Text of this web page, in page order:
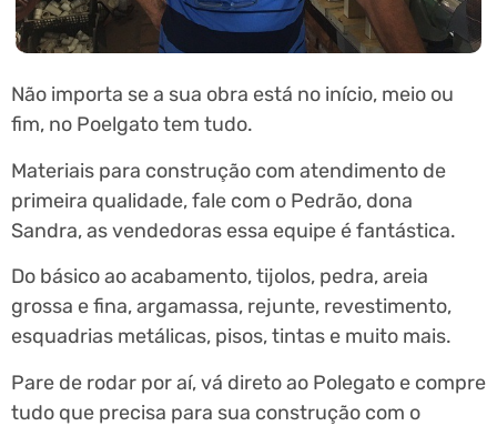
Não importa se a sua obra está no início, meio ou
fim, no Poelgato tem tudo.
Materiais para construção com atendimento de
primeira qualidade, fale com o Pedrão, dona
Sandra, as vendedoras essa equipe é fantástica.
Do básico ao acabamento, tijolos, pedra, areia
grossa e fina, argamassa, rejunte, revestimento,
esquadrias metálicas, pisos, tintas e muito mais.
Pare de rodar por aí, vá direto ao Polegato e compre
tudo que precisa para sua construção com o